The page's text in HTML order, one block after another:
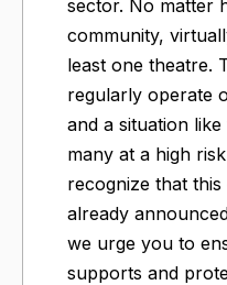
sector. No matter
community,
least one theatre.
regularly operate
and a situation
many at a high
recognize that
already
we urge you to
supports and